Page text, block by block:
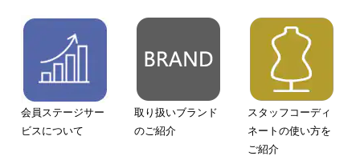
会員ステージサー
ビスについて
取り扱いブランド
のご紹介
スタッフコーディ
ネートの使い方を
ご紹介